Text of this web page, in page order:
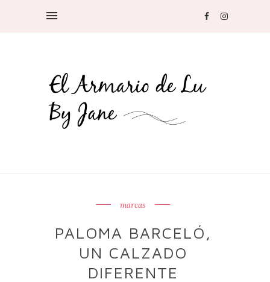
marcas
PALOMA BARCELÓ,
UN CALZADO
DIFERENTE